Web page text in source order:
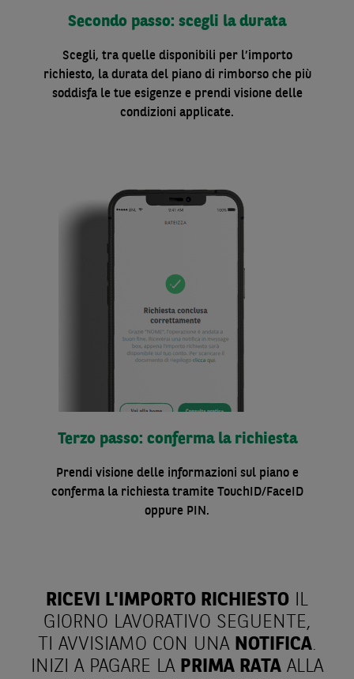
Secondo passo: scegli la durata
Scegli, tra quelle disponibili per l’importo
richiesto, la durata del piano di rimborso che più
soddisfa le tue esigenze e prendi visione delle
condizioni applicate.
Terzo passo: conferma la richiesta
Prendi visione delle informazioni sul piano e
conferma la richiesta tramite TouchID/FaceID
oppure PIN.
RICEVI L'IMPORTO RICHIESTO IL
GIORNO LAVORATIVO SEGUENTE,
TI AVVISIAMO CON UNA NOTIFICA.
INIZI A PAGARE LA PRIMA RATA ALLA